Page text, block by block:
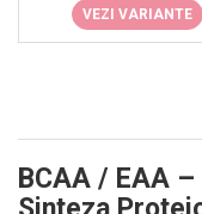
VEZI VARIANTE
BCAA / EAA